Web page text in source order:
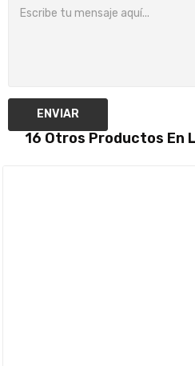
ENVIAR
16 Otros Productos En